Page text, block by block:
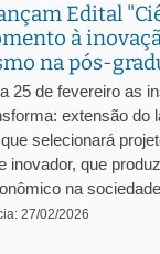
Edital
à
na pós-
25 de fevereiro as
extensão do
selecionará
inovador, que
na
27/02/2026